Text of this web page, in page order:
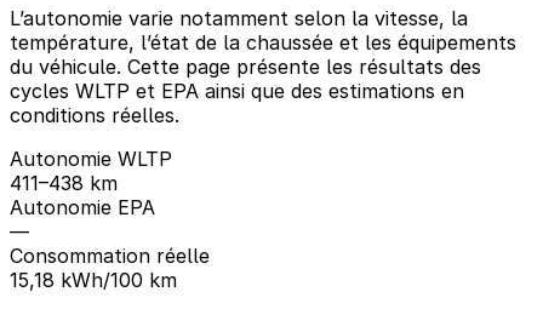
L’autonomie varie notamment selon la vitesse, la
température, l’état de la chaussée et les équipements
du véhicule. Cette page présente les résultats des
cycles WLTP et EPA ainsi que des estimations en
conditions réelles.
Autonomie WLTP
411–438 km
Autonomie EPA
—
Consommation réelle
15,18 kWh/100 km